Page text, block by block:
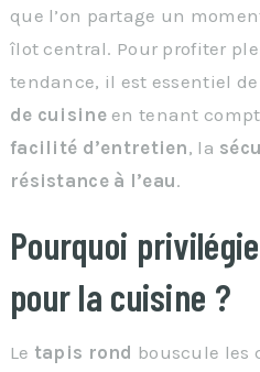
que l’on partage un
îlot central. Pour profiter
tendance, il est essentiel
de cuisineen tenant
facilité d’entretien, la
résistance à l’eau.
Pourquoi
pour la cuisine ?
Le tapis rond bouscule les